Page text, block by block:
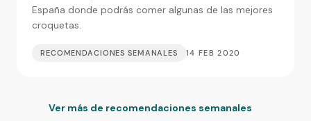
España donde podrás comer algunas de las mejores
croquetas.
RECOMENDACIONES SEMANALES 14 FEB 2020
Ver más de recomendaciones semanales